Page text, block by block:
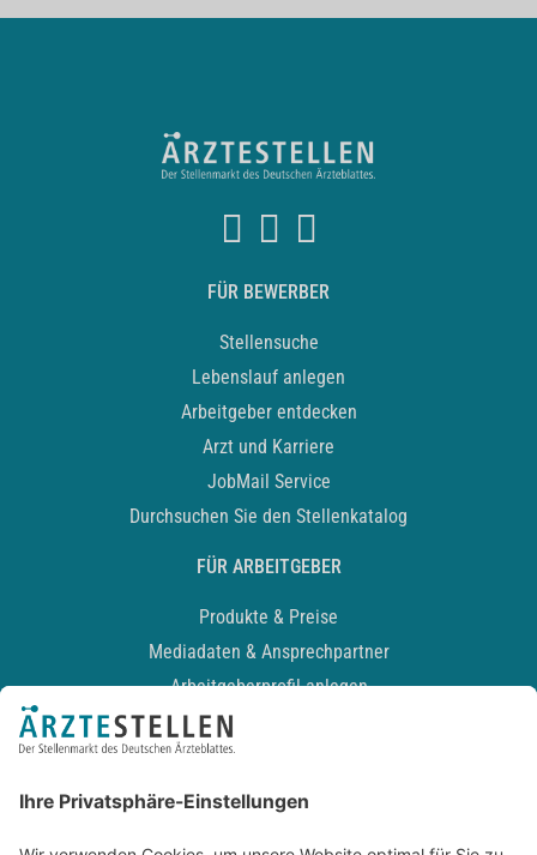
FÜR BEWERBER
Stellensuche
Lebenslauf anlegen
Arbeitgeber entdecken
Arzt und Karriere
JobMail Service
Durchsuchen Sie den Stellenkatalog
FÜR ARBEITGEBER
Produkte & Preise
Mediadaten & Ansprechpartner
Arbeitgeberprofil anlegen
Recruiting-Podcast